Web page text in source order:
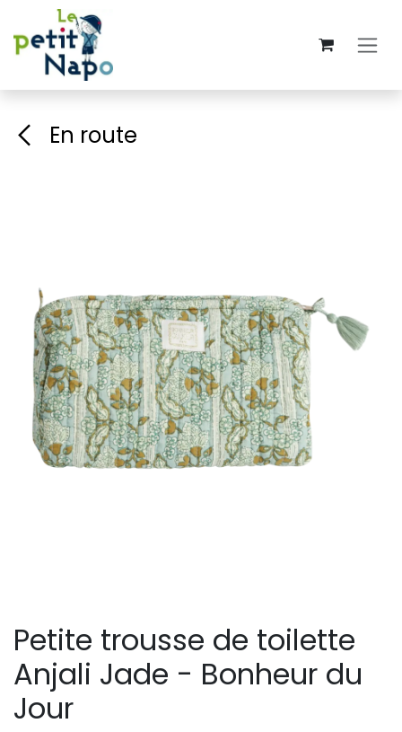
Se rendre au contenu
En route
Petite trousse de toilette
Anjali Jade - Bonheur du
Jour